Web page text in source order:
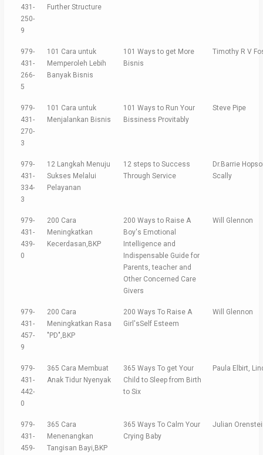
431-
250-
9
Further Structure
979-
431-
266-
5
101 Cara untuk
Memperoleh Lebih
Banyak Bisnis
101 Ways to get More
Bisnis
Timothy R V
979-
431-
270-
3
101 Cara untuk
Menjalankan Bisnis
101 Ways to Run Your
Bissiness Provitably
Steve Pipe
979-
431-
334-
3
12 Langkah Menuju
Sukses Melalui
Pelayanan
12 steps to Success
Through Service
Dr.Barrie
Scally
979-
431-
439-
0
200 Cara
Meningkatkan
Kecerdasan,BKP
200 Ways to Raise A
Boy's Emotional
Intelligence and
Indispensable Guide for
Parents, teacher and
Other Concerned Care
Givers
Will Glennon
979-
431-
457-
9
200 Cara
Meningkatkan Rasa
"PD",BKP
200 Ways To Raise A
Girl'sSelf Esteem
Will Glennon
979-
431-
442-
0
365 Cara Membuat
Anak Tidur Nyenyak
365 Ways To get Your
Child to Sleep from Birth
to Six
Paula Elbirt,
979-
431-
459-
365 Cara
Menenangkan
Tangisan Bayi,BKP
365 Ways To Calm Your
Crying Baby
Julian